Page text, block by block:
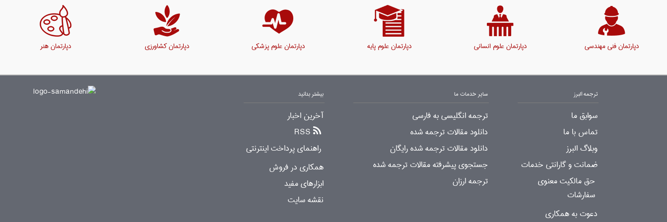
دپارتمان فنی مهندسی دپارتمان علوم انسانی دپارتمان علوم پایه دپارتمان علوم پزشکی دپارتمان کشاورزی دپارتمان هنر
ترجمه البرز
سوابق ما
تماس با ما
وبلاگ البرز
ضمانت و گارانتی خدمات
حق مالکیت معنوی
سفارشات
دعوت به همکاری
سایر خدمات ما
ترجمه انگلیسی به فارسی
دانلود مقالات ترجمه شده
دانلود مقالات ترجمه شده رایگان
جستجوی پیشرفته مقالات ترجمه شده
ترجمه ارزان
بیشتر بدانید
آخرین اخبار
RSS
راهنمای پرداخت اینترنتی
همکاری در فروش
ابزارهای مفید
نقشه سایت